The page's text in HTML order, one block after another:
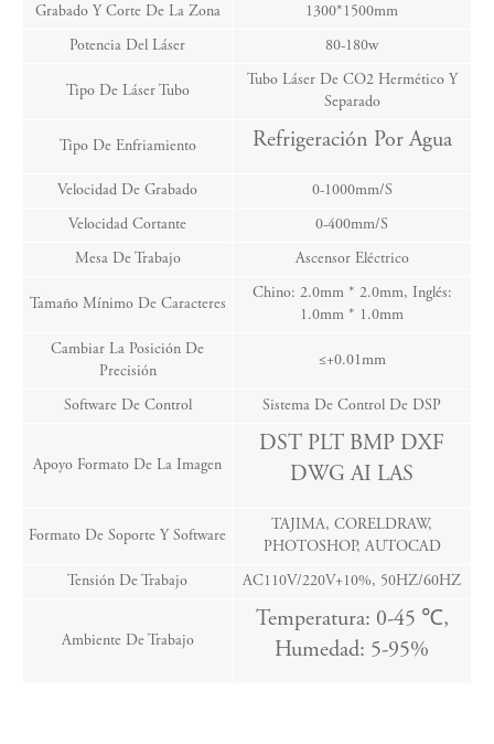
Grabado Y Corte De La Zona 1300*1500mm
Potencia Del Láser 80-180w
Tipo De Láser Tubo
Tubo Láser De CO2 Hermético Y
Separado
Tipo De Enfriamiento Refrigeración Por Agua
Velocidad De Grabado 0-1000mm/s
Velocidad Cortante 0-400mm/s
Mesa De Trabajo Ascensor Eléctrico
Tamaño Mínimo De Caracteres
Chino: 2.0mm * 2.0mm, Inglés:
1.0mm * 1.0mm
Cambiar La Posición De
Precisión
≤+0.01mm
Software De Control Sistema De Control De DSP
Apoyo Formato De La Imagen
DST PLT BMP DXF
DWG AI LAS
Formato De Soporte Y Software
TAJIMA, CORELDRAW,
PHOTOSHOP, AUTOCAD
Tensión De Trabajo AC110V/220V+10%, 50HZ/60HZ
Ambiente De Trabajo
Temperatura: 0-45 ℃,
Humedad: 5-95%